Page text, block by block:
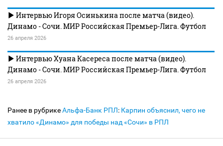
Интервью Игоря Осинькина после матча (видео).
Динамо - Сочи. МИР Российская Премьер-Лига. Футбол
26 апреля 2026
Интервью Хуана Касереса после матча (видео).
Динамо - Сочи. МИР Российская Премьер-Лига. Футбол
26 апреля 2026
Ранее в рубрикеАльфа-Банк РПЛ: Карпин объяснил, чего не
хватило «Динамо» для победы над «Сочи» в РПЛ